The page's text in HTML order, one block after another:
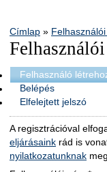
Címlap »
Felhasználó
Belépés
Elfelejtett jelszó
A regisztrációval
eljárásaink rád is
nyilatkozatunknak